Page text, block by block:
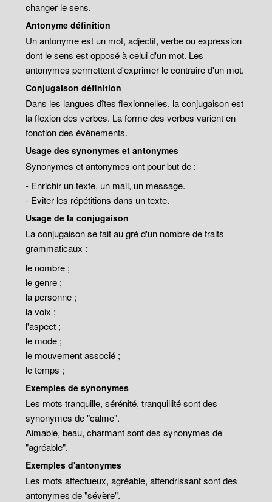
changer le sens.
Antonyme définition
Un antonyme est un mot, adjectif, verbe ou expression
dont le sens est opposé à celui d'un mot. Les
antonymes permettent d'exprimer le contraire d'un mot.
Conjugaison définition
Dans les langues dîtes flexionnelles, la conjugaison est
la flexion des verbes. La forme des verbes varient en
fonction des évènements.
Usage des synonymes et antonymes
Synonymes et antonymes ont pour but de :
- Enrichir un texte, un mail, un message.
- Eviter les répétitions dans un texte.
Usage de la conjugaison
La conjugaison se fait au gré d'un nombre de traits
grammaticaux :
le nombre ;
le genre ;
la personne ;
la voix ;
l'aspect ;
le mode ;
le mouvement associé ;
le temps ;
Exemples de synonymes
Les mots tranquille, sérénité, tranquillité sont des
synonymes de "calme".
Aimable, beau, charmant sont des synonymes de
"agréable".
Exemples d'antonymes
Les mots affectueux, agréable, attendrissant sont des
antonymes de "sévère".